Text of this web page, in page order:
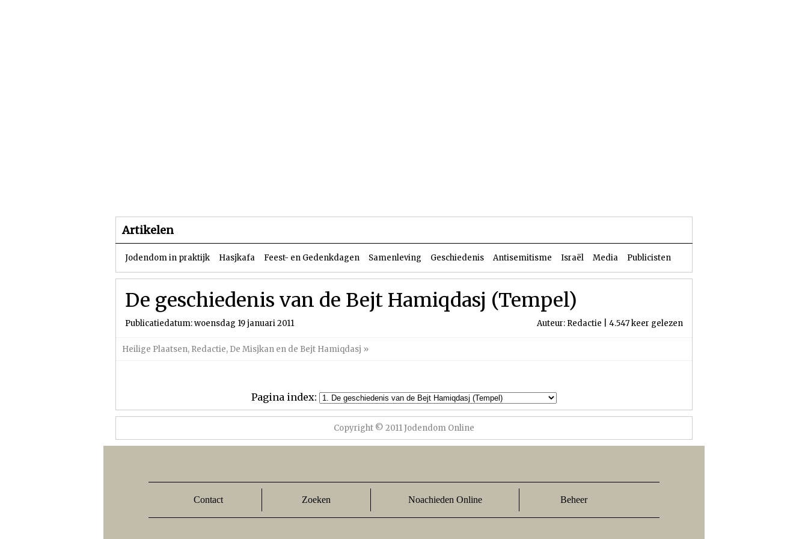
Artikelen
Jodendom in praktijk Hasjkafa Feest- en Gedenkdagen Samenleving Geschiedenis Antisemitisme Israël Media Publicisten
De geschiedenis van de Bejt Hamiqdasj (Tempel)
Publicatiedatum: woensdag 19 januari 2011 Auteur: Redactie | 4.547 keer gelezen
Heilige Plaatsen, Redactie, De Misjkan en de Bejt Hamiqdasj »
Pagina index:
Copyright © 2011 Jodendom Online
Contact Zoeken Noachieden Online Beheer